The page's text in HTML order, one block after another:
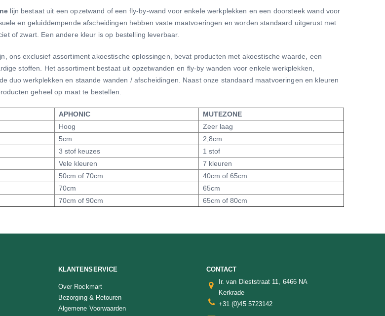
lijn bestaat uit een opzetwand of een fly-by-wand voor enkele werkplekken en een doorsteek wand voor
en geluiddempende afscheidingen hebben vaste maatvoeringen en worden standaard uitgerust met
of zwart. Een andere kleur is op bestelling leverbaar.
ons exclusief assortiment akoestische oplossingen, bevat producten met akoestische waarde, een
stoffen. Het assortiment bestaat uit opzetwanden en fly-by wanden voor enkele werkplekken,
duo werkplekken en staande wanden / afscheidingen. Naast onze standaard maatvoeringen en kleuren
geheel op maat te bestellen.
APHONIC
MUTEZONE
Hoog
Zeer laag
5cm
2,8cm
3 stof keuzes
1 stof
Vele kleuren
7 kleuren
50cm of 70cm
40cm of 65cm
70cm
65cm
70cm of 90cm 65cm of 80cm
KLANTENSERVICE
Over Rockmart
Bezorging & Retouren
Algemene Voorwaarden
CONTACT
Ir. van Dieststraat 11, 6466 NA
Kerkrade
+31 (0)45 5723142